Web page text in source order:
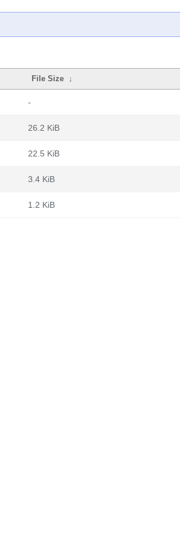
File Size ↓
-
26.2 KiB
22.5 KiB
3.4 KiB
1.2 KiB